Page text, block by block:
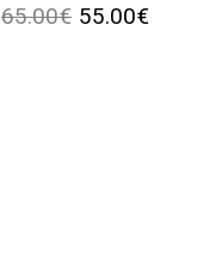
65.00€ 55.00€